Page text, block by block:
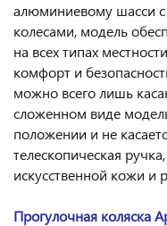
алюминиевому шасси
колесами, модель
на всех типах
комфорт и
можно всего лишь
сложенном виде
положении и не
телескопическая
искусственной кожи и
Прогулочная коляска